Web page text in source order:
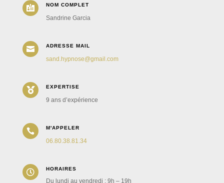
 NOM COMPLET
Sandrine Garcia
 ADRESSE MAIL
sand.hypnose@gmail.com
 EXPERTISE
9 ans d’expérience
 M'APPELER
06.80.38.81.34
 HORAIRES
Du lundi au vendredi : 9h – 19h